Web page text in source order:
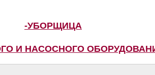
-УБОРЩИЦА
И НАСОСНОГО